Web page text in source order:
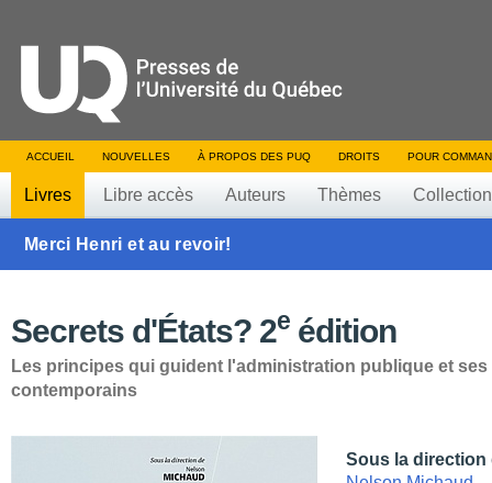
ACCUEIL NOUVELLES À PROPOS DES PUQ DROITS POUR
Livres Libre accès Auteurs Thèmes
Merci Henri et au revoir!
Secrets d'États? 2e édition
Les principes qui guident l'administration publique et ses
contemporains
Sous la direction